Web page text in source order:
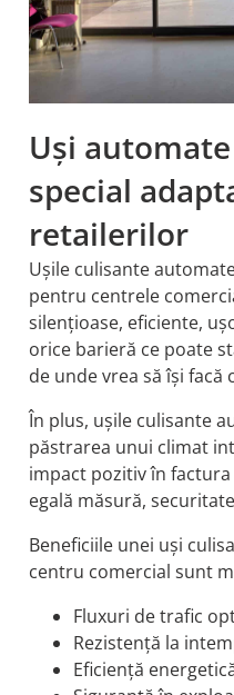
Uși automate
special
retailerilor
Ușile culisante
pentru centrele
silențioase, eficiente,
orice barieră ce poate
de unde vrea să își facă
În plus, ușile culisante
păstrarea unui climat
impact pozitiv în
egală măsură,
Beneficiile unei uși
centru comercial sunt
Fluxuri de trafic
Rezistență la
Eficiență